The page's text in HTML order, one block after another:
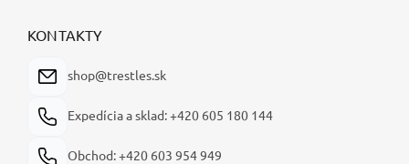
KONTAKTY
shop@trestles.sk
Expedícia a sklad: +420 605 180 144
Obchod: +420 603 954 949